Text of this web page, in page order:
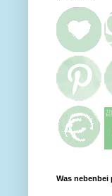
Was nebenbei